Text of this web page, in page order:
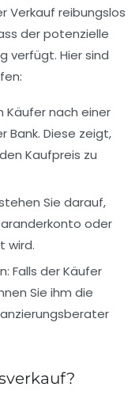
Verkauf reibungslos
der potenzielle
verfügt. Hier sind
Käufer nach einer
Bank. Diese zeigt,
Kaufpreis zu
Sie darauf,
oder
wird.
: Falls der Käufer
Sie ihm die